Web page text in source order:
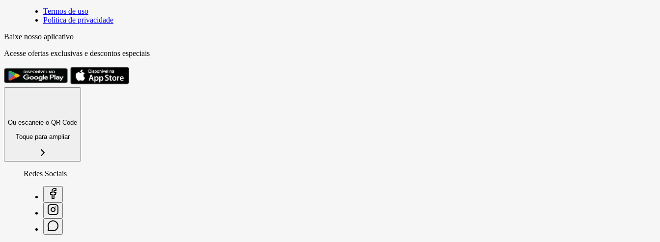
Termos de uso
Política de privacidade
Baixe nosso aplicativo
Acesse ofertas exclusivas e descontos especiais
Ou escaneie o QR Code
Toque para ampliar
Redes Sociais